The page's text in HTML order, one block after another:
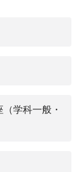
学科一般・